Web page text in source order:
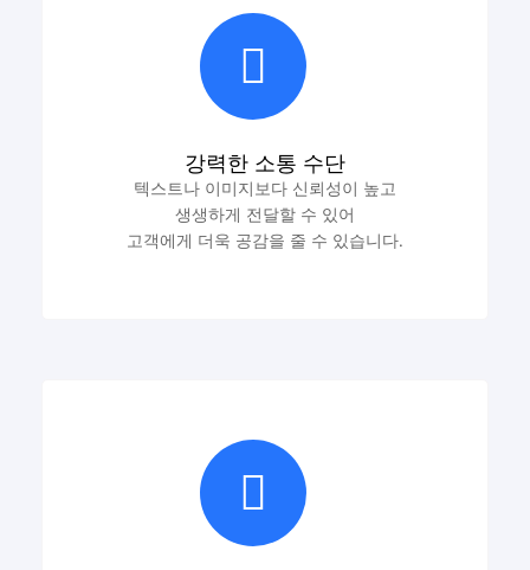
강력한 소통 수단
텍스트나 이미지보다 신뢰성이 높고
생생하게 전달할 수 있어
고객에게 더욱 공감을 줄 수 있습니다.